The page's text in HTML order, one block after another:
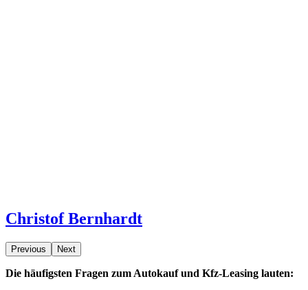
Christof Bernhardt
Previous Next
Die häufigsten Fragen zum Autokauf und Kfz-Leasing lauten: